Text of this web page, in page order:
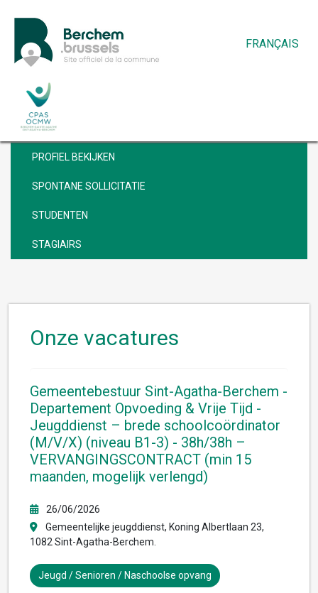
FRANÇAIS
VACATURES
PROFIEL BEKIJKEN
SPONTANE SOLLICITATIE
STUDENTEN
STAGIAIRS
Onze vacatures
Gemeentebestuur Sint-Agatha-Berchem -
Departement Opvoeding & Vrije Tijd -
Jeugddienst – brede schoolcoördinator
(M/V/X) (niveau B1-3) - 38h/38h –
VERVANGINGSCONTRACT (min 15
maanden, mogelijk verlengd)
26/06/2026
Gemeentelijke jeugddienst, Koning Albertlaan 23,
1082 Sint-Agatha-Berchem.
Jeugd / Senioren / Naschoolse opvang